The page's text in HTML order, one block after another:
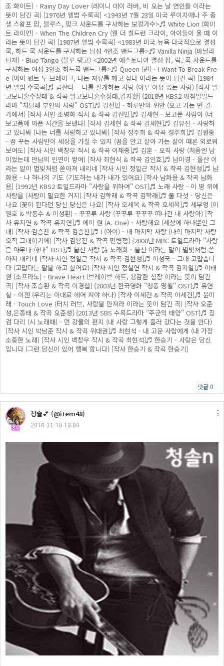
조 화이트) - Rainy Day Lover (레이니 데이 러버, 비 오는 날 연인들 이라는
뜻이 담긴 곡) [1976년 앨범 수록곡] <1943년 7월 23일 미국 루이지애나 주 출
생 스왐프 팝, 블루스, 펑크 사운드를 구사하는 보컬가수>♬ White Lion (화이
트 라이언) - When The Children Cry (웬 더 칠드런 크라이, 아이들이 울 때 이
라는 뜻이 담긴 곡) [1987년 앨범 수록곡] <1983년 미국 뉴욕 다국적으로 결성
록, 하드 록 사운드를 구사하는 남성 4인조 밴드그룹>♬ Vanilla Ninja (바닐라
닌자) - Blue Tango (블루 탱고) <2002년 에스토니아 결성 팝, 락, 록 사운드를
구사하는 여성 3인조 하드록 밴드그룹>♬ Queen (퀸) - I Want To Break Fre
e (아이 원트 투 브레이크, 나는 자유를 깨고 싶다 이라는 뜻이 담긴 곡) [1984
년 앨범 수록곡]♬ 금잔디ㅡ 나를 살게하는 사랑 (아무 이유 없는 사랑) [작사 알
고보니혼수상태 & 작곡 알고보니혼수상태,김지환] {2018년 KBS2 아침일일드
라마 "차달래 부인의 사랑" OST}♬ 김선민 - 하루만의 위안 (오고 가는 먼 길
가에서) [작사 시인 조병화 작시 & 작곡 김선민]♬ 김세현 - 보고픈 사람아 (너
보고픔에 아픈 시간을 보낸다) [작사 김세현 & 작곡 김세현]♬ 김유진 - 사랑하
고 있나봐 (나는 너를 사랑하고 있나봐) [작사 정주희 & 작곡 정주희]♬ 김원중
- 꿈 꾸는 사람만이 세상을 가질 수 있지 (꿈을 안고 살아 가는 삶이 때론 외로워
보여도) [작사 시인 백창우 작시 & 작곡 이채종]♬ 김훈 - 오직 사랑 (처음엔 남
이었는데 만남의 인연이 쌓여) [작사 최현식 & 작곡 김인효]♬ 남미경 - 울산 이
라는 말이 별빛처럼 쏟아져 내리네 [작사 시인 정일근 작시 & 작곡 김현성]♬ 남
화용 - 나 하나의 기도 (기도하는 내가 내가 있어요) [작사 남화용 & 작곡 남화
용] {1992년 KBS2 토일드라마 "사랑을 위하여" OST}♬ 노래 사랑 - 이 땅 위에
사랑을 (사랑이 필요한 거지) [작사 김학래 & 작곡 김학래]♬ 둘 다섯 - 당신은
나요 (꽃이 된다던 당신 당신은 나요) [작사 오세복 & 작곡 오세복]♬ 세부엉 (이
원호 & 박동수 & 이성환) - 꾸꾸루 사랑 (꾸꾸루 꾸꾸꾸 떠나간 내 사랑아) [작
사 유지연 & 작곡 유지연]♬ 에이 원 (A. One) - 사랑해요 (세상에 하나뿐인 그
대) [작사 김승찬 & 작곡 김승찬]♬ I (아이) - 내 마지막 사랑 (나의 마지막 사랑
오직 그대이기에) [작사 김용진 & 작곡 민병정] {2000년 MBC 토일드라마 "사랑
은 아무나 하나" OST}♬ 울산 사랑 詩 노래회 - 울산 이라는 말이 별빛처럼 쏟
아져 내리네 [작사 시인 정일근 작시 & 작곡 김현성]♬ 이성국 - 그대 고맙습니
다 (고맙다는 말을 하고 싶어요) [작사 시인 정설연 작시 & 작곡 김지일]♬ 이태
원 (소프라노) - Brave Heart (브레이브 하트, 용감한 심장 이라는 뜻이 담긴
곡) [작사 조승환 & 작곡 이경섭] {2003년 한국영화 "청풍 명월" OST}♬ 유연
실 - 이젠 (우리는 이대로 헤어 져야 하나) [작사 이세건 & 작곡 이세건]♬ 윤미
래 - Touch Love (터치 러브, 사랑을 만져라 이라는 뜻이 담긴 곡) [작사 오준
성,은종태 & 작곡 오준성] {2013년 SBS 수목드라마 "주군의 태양" OST}♬ 징
검 다리 (시 노래패) - 먼 강물의 편지 (내 사랑 그렇게 흘러 갔다는 것을 안다)
[작사 시인 박남준 작시 & 작곡 위대권]♬ 최현석 - 내 고운 사람에게 (내 가장
소중한 노래) [작사 시인 백창우 작시 & 작곡 최현석]♬ 한승기 - 사랑은 당신
입니다 (그런 당신이 있어 행복 합니다) [작사 한승기 & 작곡 한승기]
댓글 0
54
청솔💕 (@item48)
2018-11-18 18:08